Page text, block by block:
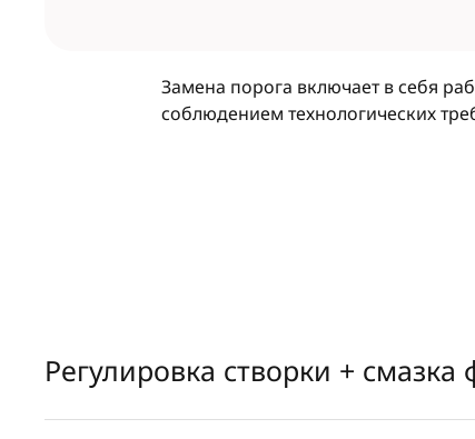
Замена порога включает в себя
соблюдением технологических
Регулировка створки + смазка